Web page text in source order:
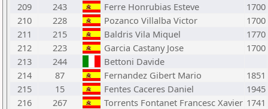
209
243 Ferre Honrubias Esteve
1700
210
228 Pozanco Villalba Victor
1700
211
215 Baldris Vila Miquel
1770
212
223 Garcia Castany Jose
1700
213
244
Bettoni Davide
214
87 Fernandez Gibert Mario
1851
215
15 Fentes Caceres Daniel
1945
216
267 Torrents Fontanet Francesc Xavier 1741